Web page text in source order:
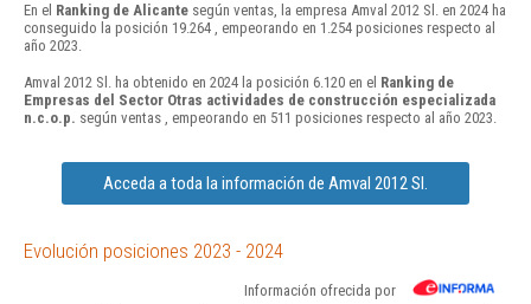
En el Ranking de Alicante según ventas, la empresa Amval 2012 Sl. en 2024 ha
conseguido la posición 19.264 , empeorando en 1.254 posiciones respecto al
año 2023.
Amval 2012 Sl. ha obtenido en 2024 la posición 6.120 en el Ranking de
Empresas del Sector Otras actividades de construcción especializada
n.c.o.p. según ventas , empeorando en 511 posiciones respecto al año 2023.
Acceda a toda la información de Amval 2012 Sl.
Evolución posiciones 2023 - 2024
Información ofrecida por